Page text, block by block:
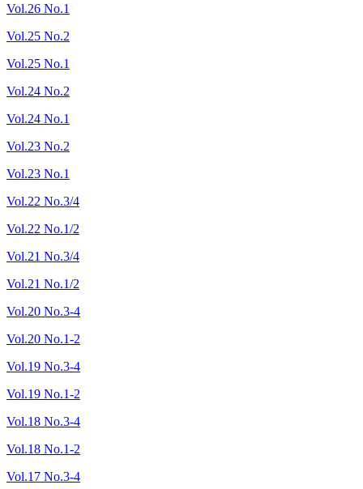
Vol.26 No.1
Vol.25 No.2
Vol.25 No.1
Vol.24 No.2
Vol.24 No.1
Vol.23 No.2
Vol.23 No.1
Vol.22 No.3/4
Vol.22 No.1/2
Vol.21 No.3/4
Vol.21 No.1/2
Vol.20 No.3-4
Vol.20 No.1-2
Vol.19 No.3-4
Vol.19 No.1-2
Vol.18 No.3-4
Vol.18 No.1-2
Vol.17 No.3-4